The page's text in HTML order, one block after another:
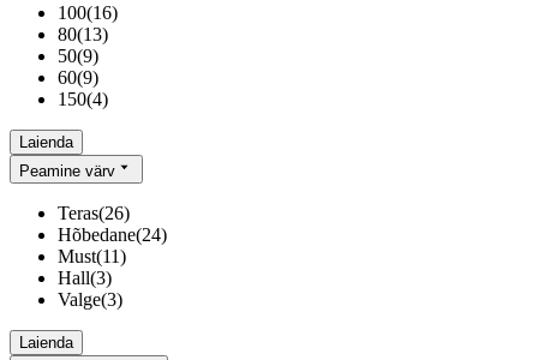
100(16)
80(13)
50(9)
60(9)
150(4)
Laienda
Peamine värv
Teras(26)
Hõbedane(24)
Must(11)
Hall(3)
Valge(3)
Laienda